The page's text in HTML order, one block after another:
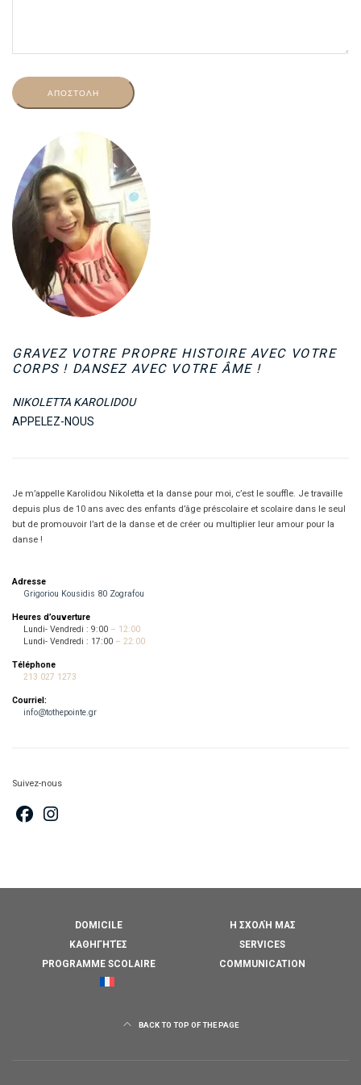
GRAVEZ VOTRE PROPRE HISTOIRE AVEC VOTRE
CORPS ! DANSEZ AVEC VOTRE ÂME !
NIKOLETTA KAROLIDOU
APPELEZ-NOUS
Je m’appelle Karolidou Nikoletta et la danse pour moi, c’est le souffle. Je travaille
depuis plus de 10 ans avec des enfants d’âge préscolaire et scolaire dans le seul
but de promouvoir l’art de la danse et de créer ou multiplier leur amour pour la
danse !
Adresse
Grigoriou Kousidis 80 Zografou
Heures d’ouverture
Lundi- Vendredi : 9:00 – 12:00
Lundi- Vendredi : 17:00 – 22:00
Téléphone
213 027 1273
Courriel:
info@tothepointe.gr
Suivez-nous
DOMICILE
Η ΣΧΟΛΉ ΜΑΣ
ΚΑΘΗΓΗΤΈΣ
SERVICES
PROGRAMME SCOLAIRE
COMMUNICATION
BACK TO TOP OF THE PAGE